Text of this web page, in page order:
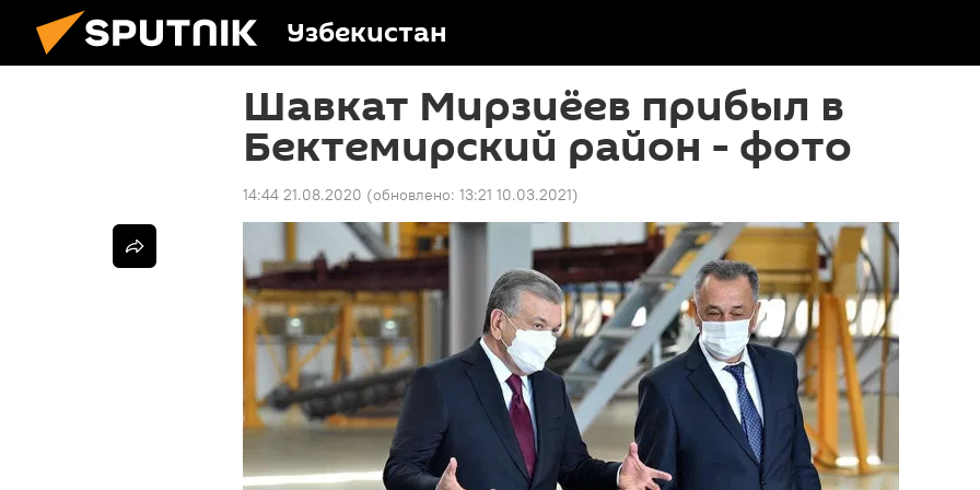
Узбекистан
Шавкат Мирзиёев прибыл в
Бектемирский район - фото
14:44 21.08.2020 (обновлено: 13:21 10.03.2021)